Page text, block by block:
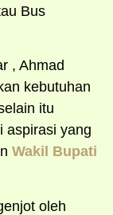
Bus
, Ahmad
kebutuhan
itu
aspirasi yang
Wakil Bupati
oleh